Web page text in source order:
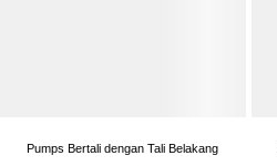
Pumps Bertali dengan Tali Belakang